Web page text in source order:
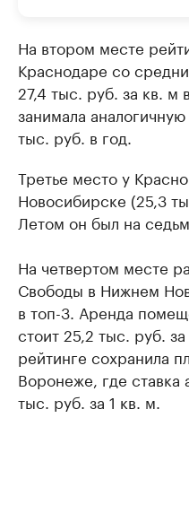
На втором месте
Краснодаре со
27,4 тыс. руб. за кв. м
занимала
тыс. руб. в год.
Третье место у
Новосибирске (25,3
Летом он был на
На четвертом месте
Свободы в Нижнем
в топ-3. Аренда
стоит 25,2 тыс. руб.
рейтинге сохранила
Воронеже, где ставка
тыс. руб. за 1 кв. м.